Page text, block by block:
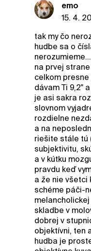
emo
15. 4.
tak my čo
hudbe sa o
nerozumieme...
na prvej
celkom
dávam Ti 9,2"
je asi sakra
slovnom
rozdielne
a na
riešite stále tú
subjektivitu,
a v kútku
pravdu keď
a že nie všetci
schéme páči-
skladbe v
dobrej v
objektívni, ten
hudba je